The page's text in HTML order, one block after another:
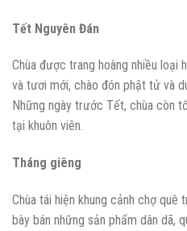
Tết Nguyên Đán
Chùa được trang hoàng nhiều loại
và tươi mới, chào đón phật tử và
Những ngày trước Tết, chùa còn
tại khuôn viên.
Tháng giêng
Chùa tái hiện khung cảnh chợ quê
bày bán những sản phẩm dân dã,